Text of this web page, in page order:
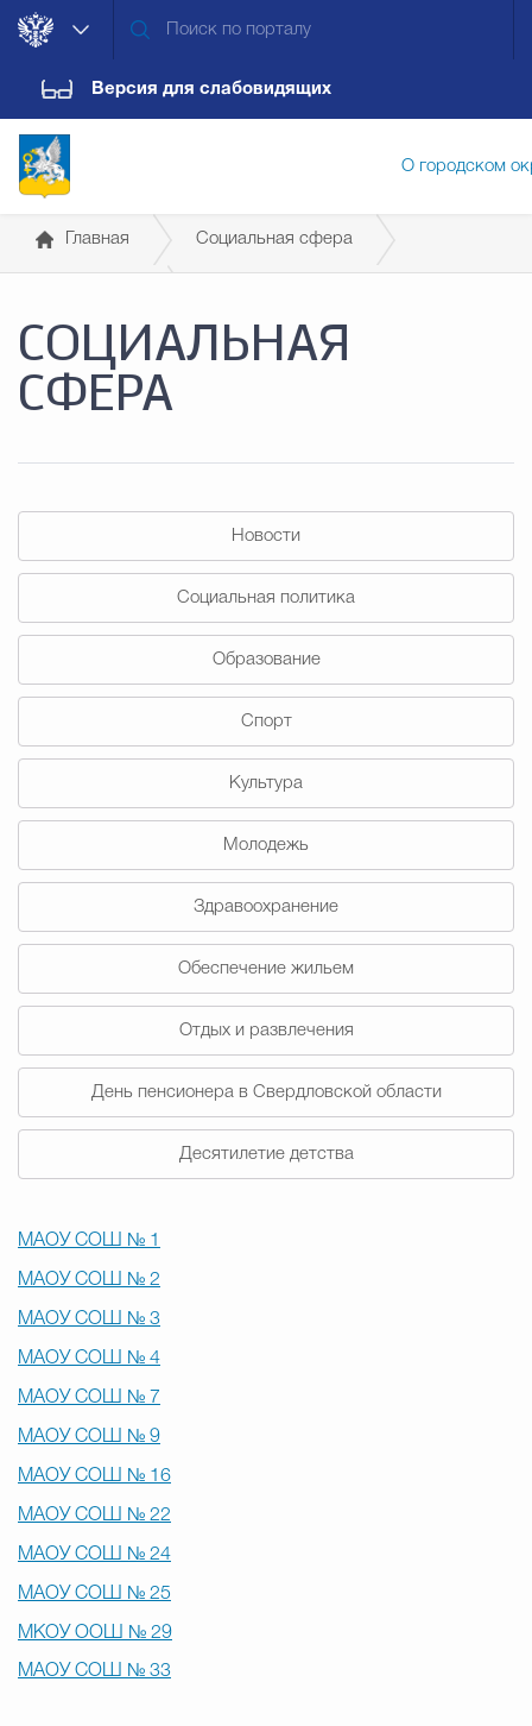
Версия для слабовидящих
О городском
Дума городского округа
Противодействие
Счётная палата Городского
Избирательная
Главная Социальная сфера
Общеобразовательные учреждения
СОЦИАЛЬНАЯ
СФЕРА
Новости
Социальная политика
Образование
Спорт
Культура
Молодежь
Здравоохранение
Обеспечение жильем
Отдых и развлечения
День пенсионера в Свердловской области
Десятилетие детства
МАОУ СОШ № 1
МАОУ СОШ № 2
МАОУ СОШ № 3
МАОУ СОШ № 4
МАОУ СОШ № 7
МАОУ СОШ № 9
МАОУ СОШ № 16
МАОУ СОШ № 22
МАОУ СОШ № 24
МАОУ СОШ № 25
МКОУ ООШ № 29
МАОУ СОШ № 33